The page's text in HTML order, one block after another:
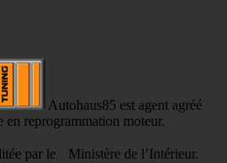
Autohaus85 est agent agréé
en reprogrammation moteur.
par le Ministère de l’Intérieur.